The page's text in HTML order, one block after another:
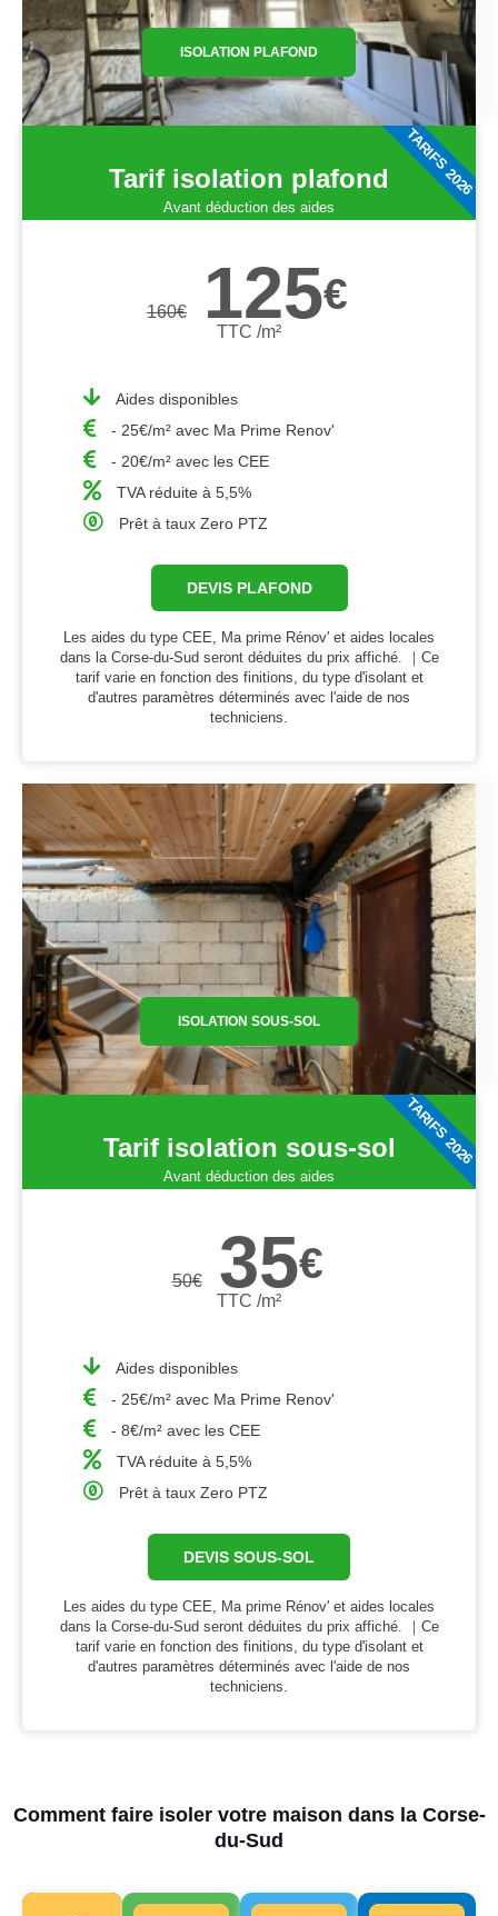
ISOLATION PLAFOND
Tarif isolation plafond
Avant déduction des aides
160€ 125€
TTC /m²
Aides disponibles
- 25€/m² avec Ma Prime Renov'
- 20€/m² avec les CEE
TVA réduite à 5,5%
Prêt à taux Zero PTZ
DEVIS PLAFOND
Les aides du type CEE, Ma prime Rénov' et aides locales
dans la Corse-du-Sud seront déduites du prix affiché. ｜Ce
tarif varie en fonction des finitions, du type d'isolant et
d'autres paramètres déterminés avec l'aide de nos
techniciens.
TARIFS 2026
ISOLATION SOUS-SOL
Tarif isolation sous-sol
Avant déduction des aides
50€ 35€
TTC /m²
Aides disponibles
- 25€/m² avec Ma Prime Renov'
- 8€/m² avec les CEE
TVA réduite à 5,5%
Prêt à taux Zero PTZ
DEVIS SOUS-SOL
Les aides du type CEE, Ma prime Rénov' et aides locales
dans la Corse-du-Sud seront déduites du prix affiché. ｜Ce
tarif varie en fonction des finitions, du type d'isolant et
d'autres paramètres déterminés avec l'aide de nos
techniciens.
TARIFS 2026
Comment faire isoler votre maison dans la Corse-
du-Sud